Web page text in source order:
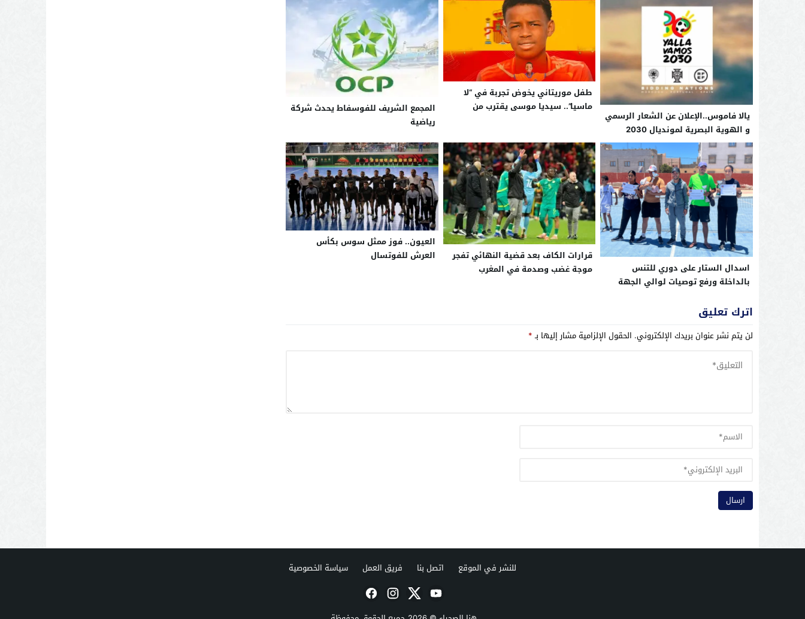
يالا فاموس..الإعلان عن الشعار الرسمي
و الهوية البصرية لمونديال 2030
طفل موريتاني يخوض تجربة في “لا
ماسيا”.. سيديا موسى يقترب من
المجمع الشريف للفوسفاط يحدث شركة
رياضية
اسدال الستار على دوري للتنس
بالداخلة ورفع توصيات لوالي الجهة
قرارات الكاف بعد قضية النهائي تفجر
موجة غضب وصدمة في المغرب
العيون.. فوز ممثل سوس بكأس
العرش للفوتسال
اترك تعليق
لن يتم نشر عنوان بريدك الإلكتروني. الحقول الإلزامية مشار إليها بـ*
للنشر في الموقع اتصل بنا فريق العمل سياسة الخصوصية